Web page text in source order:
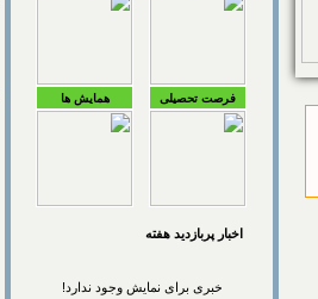
فرصت تحصیلی همایش ها
اخبار پربازديد هفته
خبری برای نمایش وجود ندارد!